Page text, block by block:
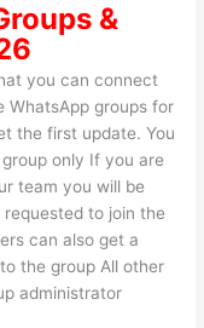
&
you can connect
WhatsApp groups for
the first update. You
only If you are
team you will be
to join the
can also get a
the group All other
administrator